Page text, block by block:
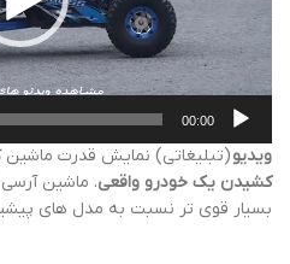
00:00
ویدیو(تبلیغاتی) نمایش قدرت ماشین کنترلی 12428
کشیدن یک خودرو واقعی
بسیار قوی تر نسبت به مدل های